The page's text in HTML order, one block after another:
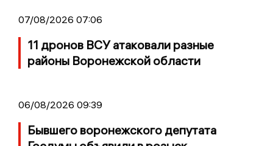
07/08/2026 07:06
11 дронов ВСУ атаковали разные
районы Воронежской области
06/08/2026 09:39
Бывшего воронежского депутата